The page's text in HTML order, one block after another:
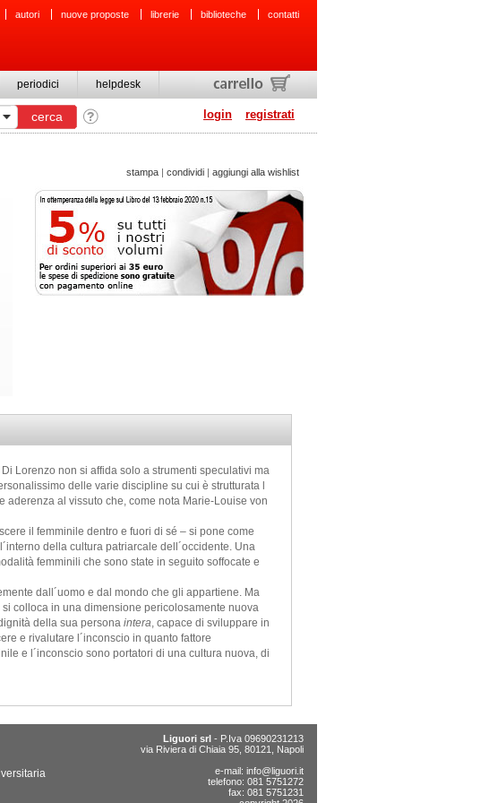
autori nuove proposte librerie biblioteche contatti
periodici helpdesk
login registrati
stampa | condividi | aggiungi alla wishlist
Lorenzo non si affida solo a strumenti speculativi ma
delle varie discipline su cui è strutturata l
al vissuto che, come nota Marie-Louise von
il femminile dentro e fuori di sé – si pone come
della cultura patriarcale dell´occidente. Una
femminili che sono state in seguito soffocate e
dall´uomo e dal mondo che gli appartiene. Ma
colloca in una dimensione pericolosamente nuova
della sua persona intera, capace di sviluppare in
e rivalutare l´inconscio in quanto fattore
e l´inconscio sono portatori di una cultura nuova, di
Liguori srl - P.Iva 09690231213
via Riviera di Chiaia 95, 80121, Napoli
e-mail: info@liguori.it
telefono: 081 5751272
fax: 081 5751231